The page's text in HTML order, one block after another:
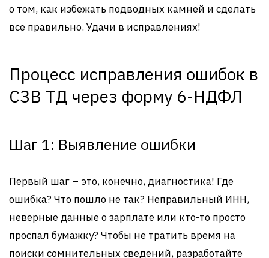
о том, как избежать подводных камней и сделать
все правильно. Удачи в исправлениях!
Процесс исправления ошибок в
СЗВ ТД через форму 6-НДФЛ
Шаг 1: Выявление ошибки
Первый шаг – это, конечно, диагностика! Где
ошибка? Что пошло не так? Неправильный ИНН,
неверные данные о зарплате или кто-то просто
проспал бумажку? Чтобы не тратить время на
поиски сомнительных сведений, разработайте